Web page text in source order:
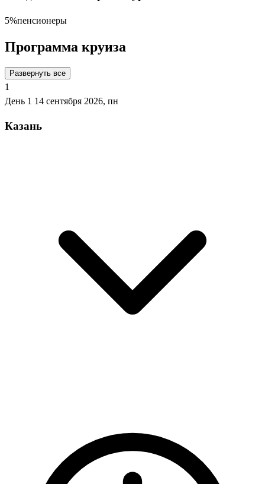
5%пенсионеры
Программа круиза
Развернуть все
1
День 1 14 сентября 2026, пн
Казань